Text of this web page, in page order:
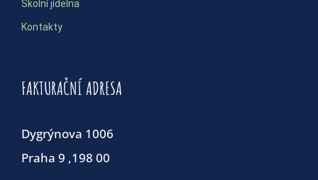
Školní jídelna
Kontakty
FAKTURAČNÍ ADRESA
Dygrýnova 1006
Praha 9 ,198 00